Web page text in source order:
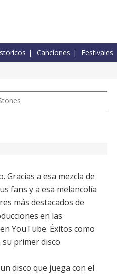
Canciones Festivales
a esa mezcla de
fans y a esa melancolía
más destacados de
en las
YouTube. Éxitos como
su primer disco.
disco que juega con el